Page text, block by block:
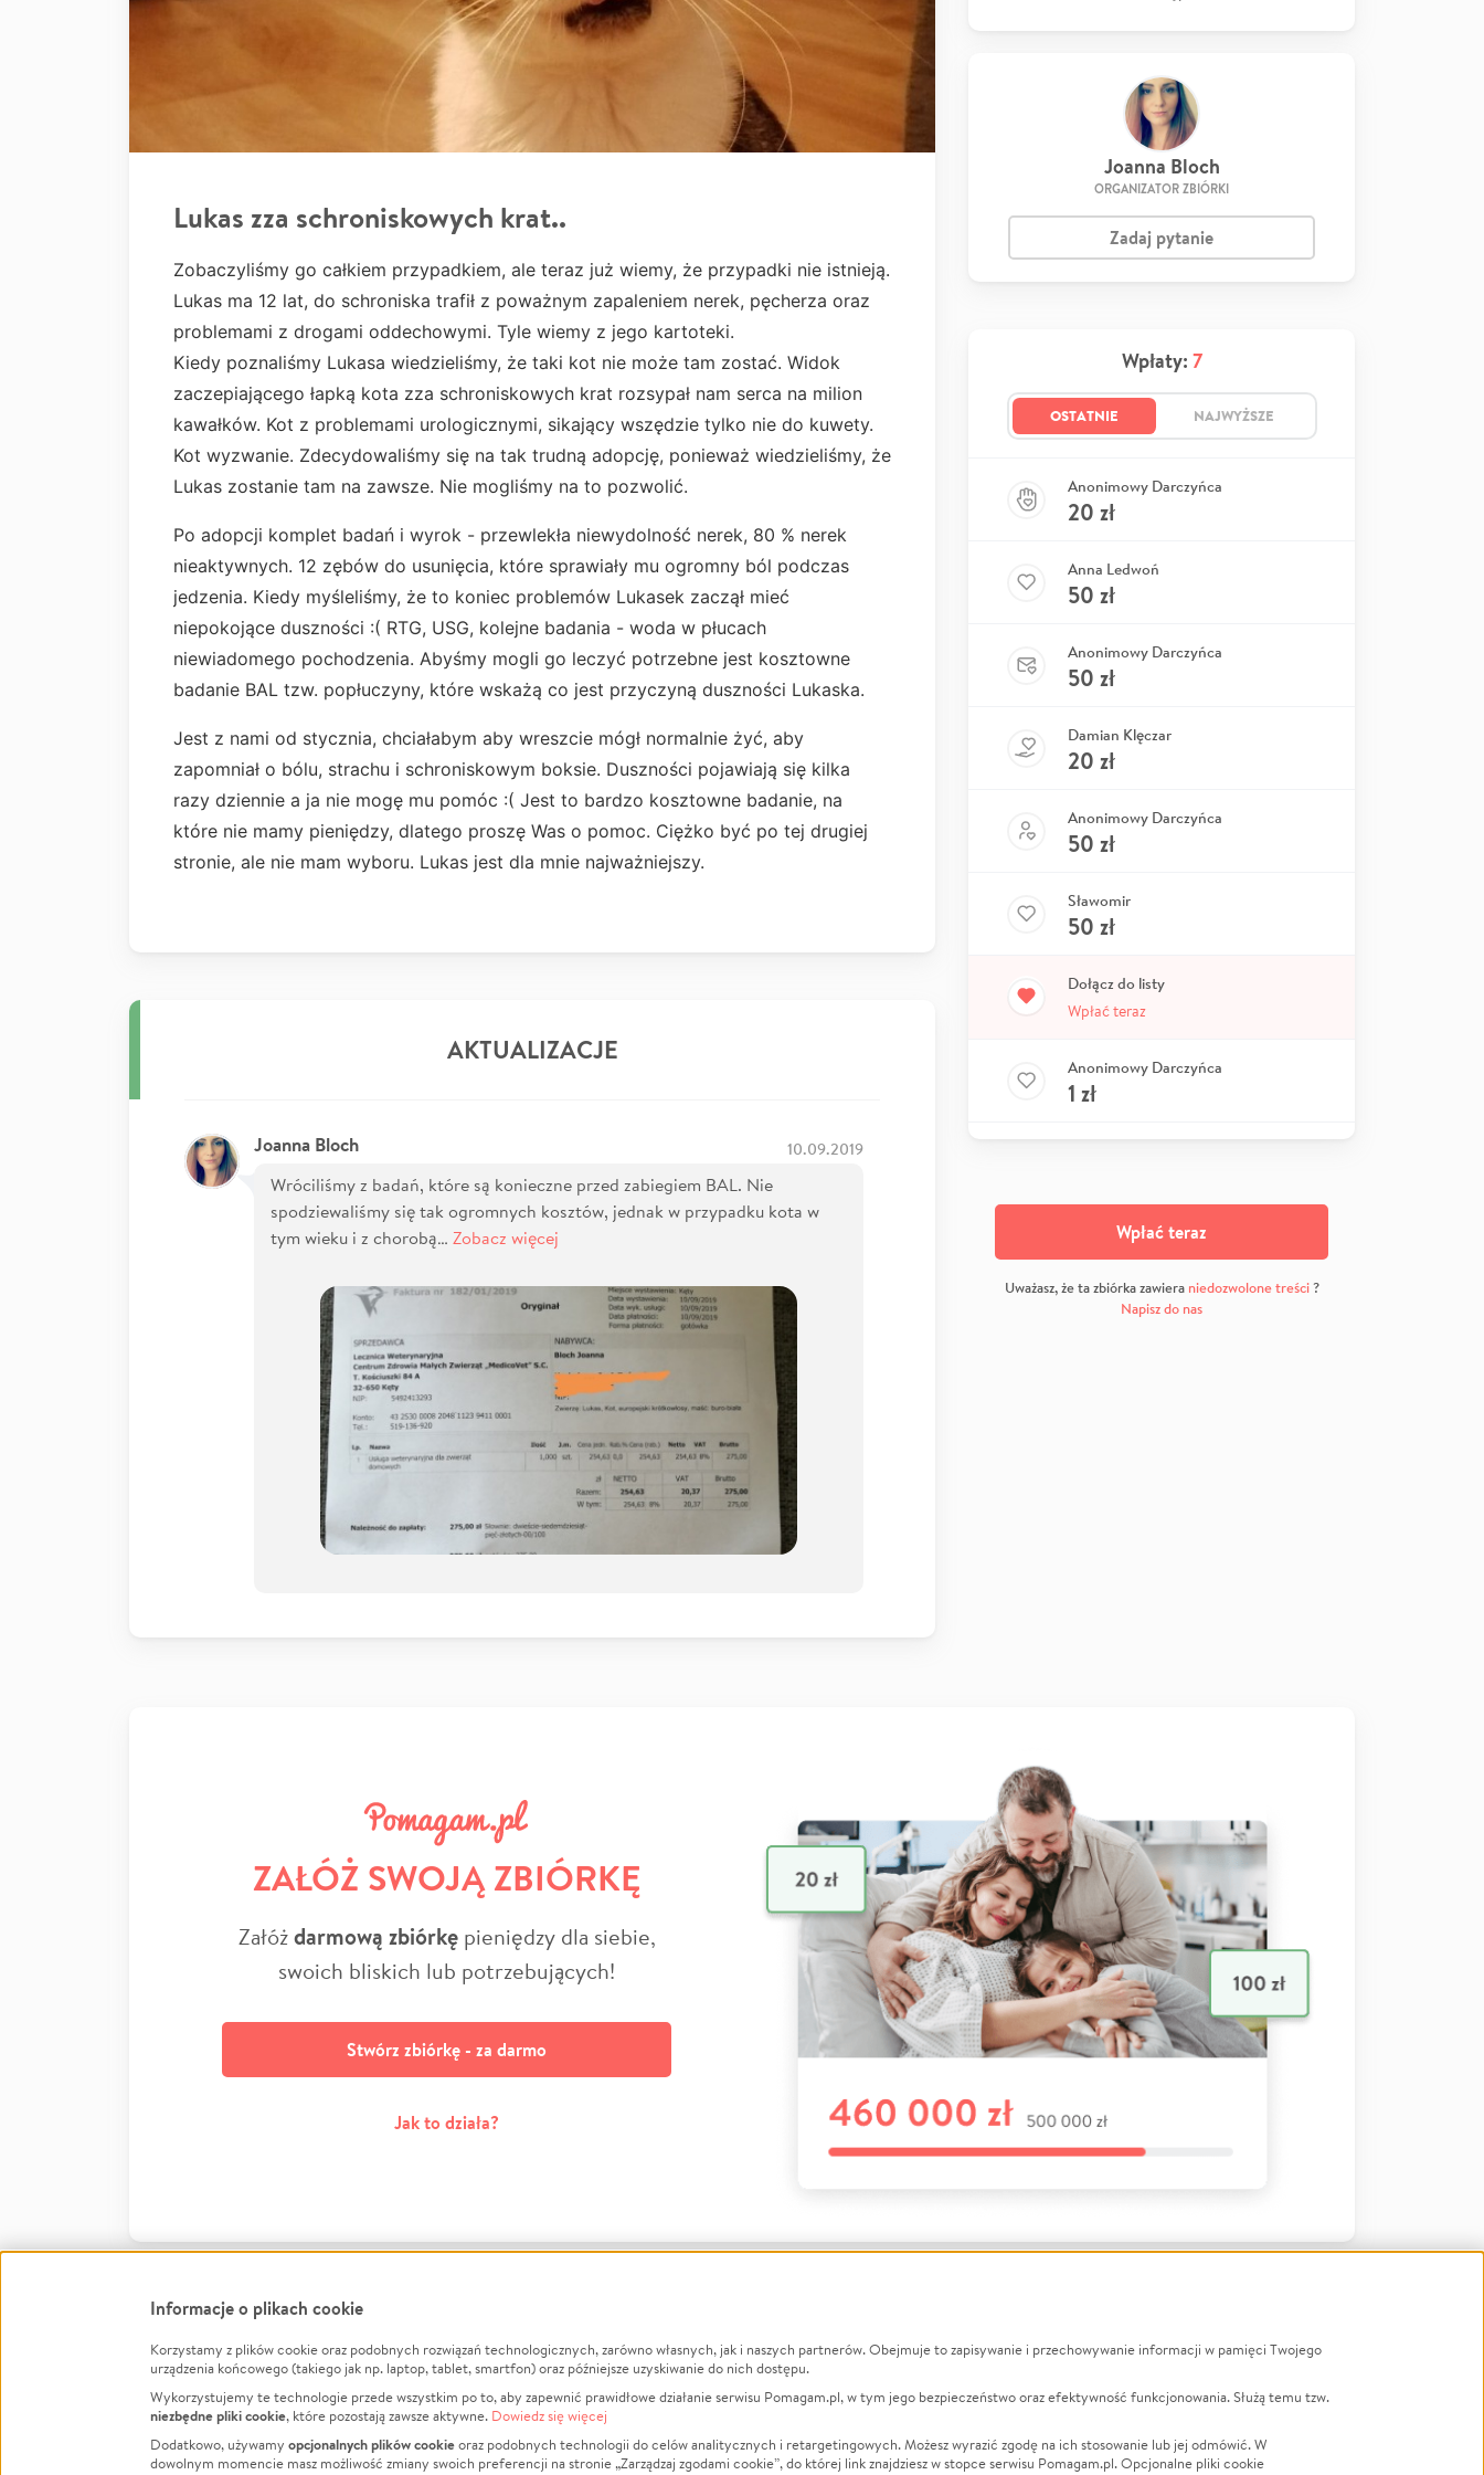
Lukas zza schroniskowych krat..
Zobaczyliśmy go całkiem przypadkiem, ale teraz już wiemy, że przypadki nie istnieją.
Lukas ma 12 lat, do schroniska trafił z poważnym zapaleniem nerek, pęcherza oraz
problemami z drogami oddechowymi. Tyle wiemy z jego kartoteki.
Kiedy poznaliśmy Lukasa wiedzieliśmy, że taki kot nie może tam zostać. Widok
zaczepiającego łapką kota zza schroniskowych krat rozsypał nam serca na milion
kawałków. Kot z problemami urologicznymi, sikający wszędzie tylko nie do kuwety.
Kot wyzwanie. Zdecydowaliśmy się na tak trudną adopcję, ponieważ wiedzieliśmy, że
Lukas zostanie tam na zawsze. Nie mogliśmy na to pozwolić.
Po adopcji komplet badań i wyrok - przewlekła niewydolność nerek, 80 % nerek
nieaktywnych. 12 zębów do usunięcia, które sprawiały mu ogromny ból podczas
jedzenia. Kiedy myśleliśmy, że to koniec problemów Lukasek zaczął mieć
niepokojące duszności :( RTG, USG, kolejne badania - woda w płucach
niewiadomego pochodzenia. Abyśmy mogli go leczyć potrzebne jest kosztowne
badanie BAL tzw. popłuczyny, które wskażą co jest przyczyną duszności Lukaska.
Jest z nami od stycznia, chciałabym aby wreszcie mógł normalnie żyć, aby
zapomniał o bólu, strachu i schroniskowym boksie. Duszności pojawiają się kilka
razy dziennie a ja nie mogę mu pomóc :( Jest to bardzo kosztowne badanie, na
które nie mamy pieniędzy, dlatego proszę Was o pomoc. Ciężko być po tej drugiej
stronie, ale nie mam wyboru. Lukas jest dla mnie najważniejszy.
AKTUALIZACJE
Joanna Bloch 10.09.2019
Wróciliśmy z badań, które są konieczne przed zabiegiem BAL. Nie
spodziewaliśmy się tak ogromnych kosztów, jednak w przypadku kota w
tym wieku i z chorobą… Zobacz więcej
Joanna Bloch
ORGANIZATOR ZBIÓRKI
Zadaj pytanie
Wpłaty: 7
OSTATNIE NAJWYŻSZE
Anonimowy Darczyńca
20 zł
Anna Ledwoń
50 zł
Anonimowy Darczyńca
50 zł
Damian Klęczar
20 zł
Anonimowy Darczyńca
50 zł
Sławomir
50 zł
Dołącz do listy
Wpłać teraz
Anonimowy Darczyńca
1 zł
Wpłać teraz
Uważasz, że ta zbiórka zawiera niedozwolone treści?
Napisz do nas
ZAŁÓŻ SWOJĄ ZBIÓRKĘ
Załóżdarmową zbiórkępieniędzy dla siebie,
swoich bliskich lub potrzebujących!
Stwórz zbiórkę - za darmo
Jak to działa?
FacebookTwitter Instagram
Informacje
Jak to działa?
Regulamin
Polityka Prywatności
O nas
Opinie
Raporty
Za darmo
Zbieraj na
Leczenie
Zwierzęta
Pożar
LGBTQ+
Powódź
Wichura
Informacje o plikach cookie
Korzystamy z plików cookie oraz podobnych rozwiązań technologicznych, zarówno własnych, jak i naszych partnerów. Obejmuje to zapisywanie i przechowywanie informacji w pamięci Twojego
urządzenia końcowego (takiego jak np. laptop, tablet, smartfon) oraz późniejsze uzyskiwanie do nich dostępu.
Wykorzystujemy te technologie przede wszystkim po to, aby zapewnić prawidłowe działanie serwisu Pomagam.pl, w tym jego bezpieczeństwo oraz efektywność funkcjonowania. Służą temu tzw.
niezbędne pliki cookie, które pozostają zawsze aktywne. Dowiedz się więcej
Dodatkowo, używamy opcjonalnych plików cookieoraz podobnych technologii do celów analitycznych i retargetingowych. Możesz wyrazić zgodę na ich stosowanie lub jej odmówić. W
dowolnym momencie masz możliwość zmiany swoich preferencji na stronie „Zarządzaj zgodami cookie”, do której link znajdziesz w stopce serwisu Pomagam.pl. Opcjonalne pliki cookie